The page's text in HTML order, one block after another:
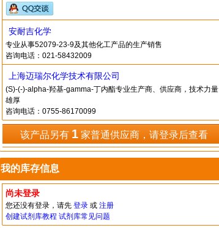
安耐吉化学
专业从事52079-23-9及其他化工产品的生产销售
咨询电话：021-58432009
上海迈瑞尔化学技术有限公司
(S)-(-)-alpha-羟基-gamma-丁内酯专业生产商、供应商，技术力量
雄厚
咨询电话：0755-86170099
该产品另有 1家普通供应商，请登录后查看
我的库存信息
尚未登录
您还没有登录，请先 登录或 注册
创建试剂库教程 试剂库常见问题